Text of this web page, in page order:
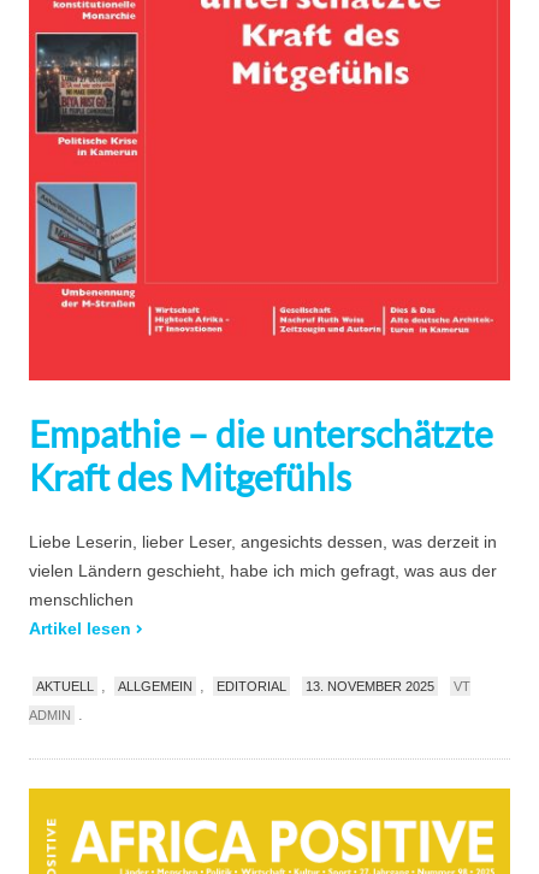
Empathie – die unterschätzte
Kraft des Mitgefühls
Liebe Leserin, lieber Leser, angesichts dessen, was derzeit in
vielen Ländern geschieht, habe ich mich gefragt, was aus der
menschlichen
Artikel lesen
AKTUELL , ALLGEMEIN , EDITORIAL 13. NOVEMBER 2025
VT
ADMIN
.